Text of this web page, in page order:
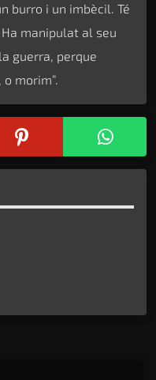
burro i un imbècil. Té
manipulat al seu
guerra, perque
morim”.